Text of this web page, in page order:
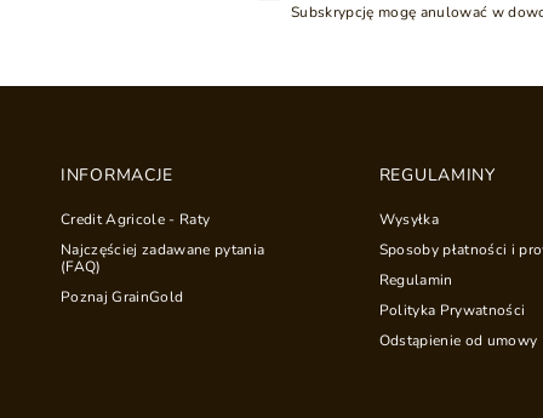
Subskrypcję mogę anulować w
INFORMACJE
Credit Agricole - Raty
Najczęściej zadawane pytania
(FAQ)
Poznaj GrainGold
REGULAMINY
Wysyłka
Sposoby płatności i
Regulamin
Polityka Prywatności
Odstąpienie od umowy